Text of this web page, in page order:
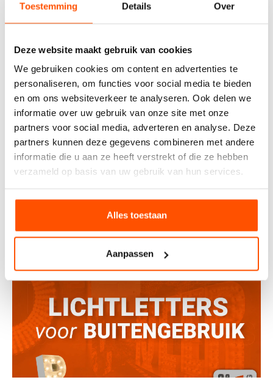
Toestemming Details Over
Deze website maakt gebruik van cookies
We gebruiken cookies om content en advertenties te
personaliseren, om functies voor social media te bieden
en om ons websiteverkeer te analyseren. Ook delen we
informatie over uw gebruik van onze site met onze
partners voor social media, adverteren en analyse. Deze
partners kunnen deze gegevens combineren met andere
informatie die u aan ze heeft verstrekt of die ze hebben
verzameld op basis van uw gebruik van hun services.
Alles toestaan
Aanpassen
Relevante blogs
De verschillen tussen zelf afhalen of laten bezorgen